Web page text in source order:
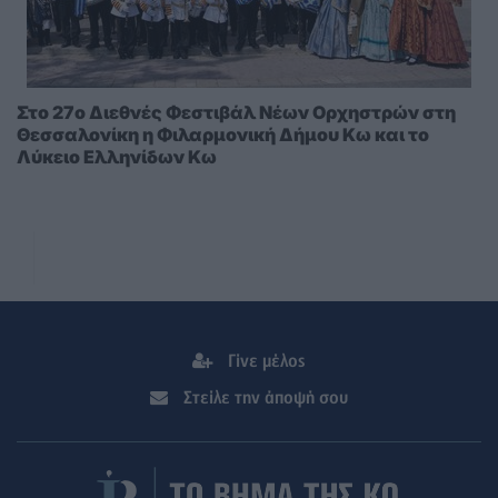
Στο 27ο Διεθνές Φεστιβάλ Νέων Ορχηστρών στη
Θεσσαλονίκη η Φιλαρμονική Δήμου Κω και το
Λύκειο Ελληνίδων Κω
Γίνε μέλος
Στείλε την άποψή σου